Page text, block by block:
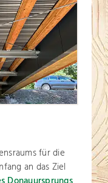
für die
an das Ziel